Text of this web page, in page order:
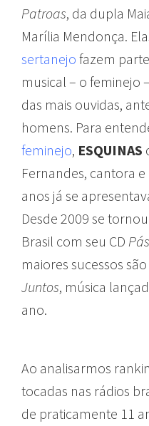
Patroas, da dupla
Marília Mendonça.
sertanejo fazem
musical – o feminejo
das mais ouvidas,
homens. Para
feminejo, ESQUINAS
Fernandes, cantora
anos já se
Desde 2009 se
Brasil com seu CD
maiores sucessos são
Juntos, música
ano.
Ao analisarmos
tocadas nas rádios
de praticamente 11